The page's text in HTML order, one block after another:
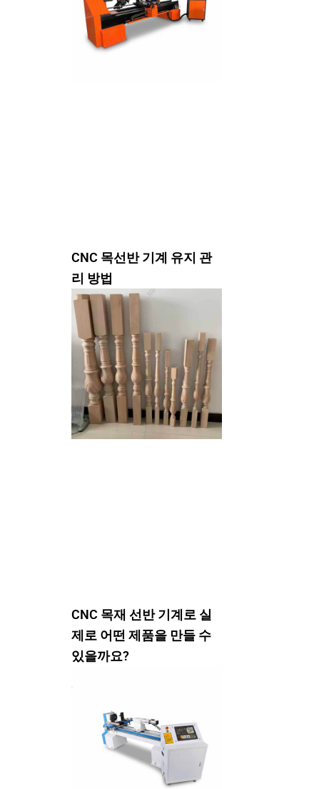
CNC 목선반 기계 유지 관
리 방법
CNC 목재 선반 기계로 실
제로 어떤 제품을 만들 수
있을까요?